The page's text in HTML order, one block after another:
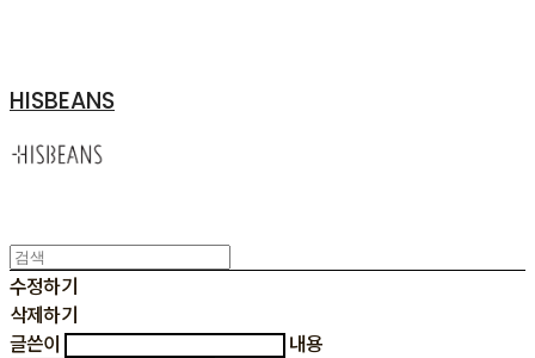
HISBEANS
수정하기
삭제하기
글쓴이
내용